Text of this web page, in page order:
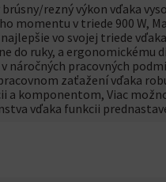
rezný výkon vďaka
momentu v triede 900 W,
vo svojej triede
do ruky, a ergonomickému
náročných pracovných
zaťažení vďaka
a komponentom, Viac
vďaka funkcii